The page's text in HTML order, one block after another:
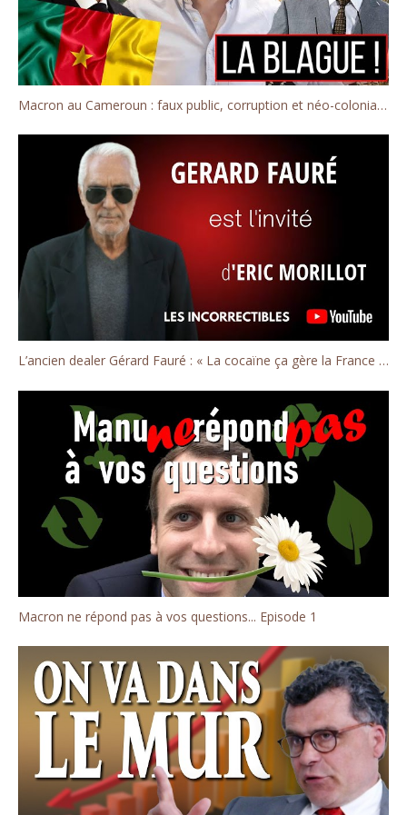
Macron au Cameroun : faux public, corruption et néo-colonialisme
L’ancien dealer Gérard Fauré : « La cocaïne ça gère la France ! »
Macron ne répond pas à vos questions... Episode 1